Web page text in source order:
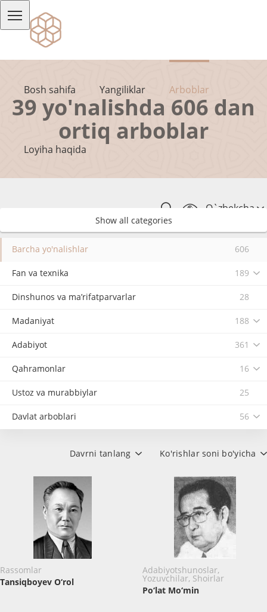
Bosh sahifa Yangiliklar Arboblar
Loyiha haqida
O`zbekcha
39 yo'nalishda 606 dan
ortiq arboblar
Show all categories
Barcha yo'nalishlar 606
Fan va texnika 189
Dinshunos va ma’rifatparvarlar 28
Madaniyat 188
Adabiyot 361
Qahramonlar 16
Ustoz va murabbiylar 25
Davlat arboblari 56
Ko'rishlar soni bo'yicha
Davrni tanlang
Rassomlar
Tansiqboyev O‘rol
Adabiyotshunoslar,
Yozuvchilar, Shoirlar
Po‘lat Mo‘min